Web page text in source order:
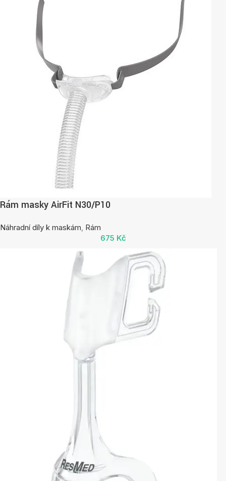
Rám masky AirFit N30/P10
Náhradní díly k maskám, Rám
675 Kč